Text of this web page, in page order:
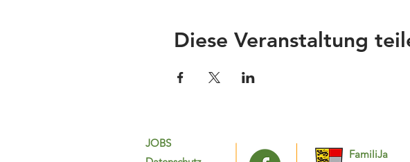
Diese Veranstaltung
JOBS
FamiliJa